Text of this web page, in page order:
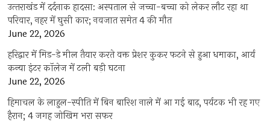
उत्‍तराखंड में दर्दनाक हादसा: अस्पताल से जच्चा-बच्चा को लेकर लौट रहा था
परिवार, नहर में घुसी कार; नवजात समेत 4 की मौत
June 22, 2026
हरिद्वार में मिड-डे मील तैयार करते वक्त प्रेशर कुकर फटने से हुआ धमाका, आर्य
कन्या इंटर कॉलेज में टली बड़ी घटना
June 22, 2026
हिमाचल के लाहुल-स्पीति में बिन बारिश नाले में आ गई बाढ़, पर्यटक भी रह गए
हैरान; 4 जगह जोखिम भरा सफर